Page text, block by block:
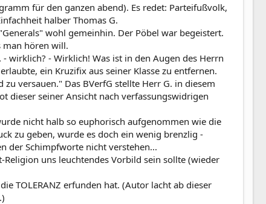
für den ganzen abend). Es redet: Parteifußvolk,
halber Thomas G.
wohl gemeinhin. Der Pöbel war begeistert.
man hören will.
wirklich? - Wirklich! Was ist in den Augen des Herrn
ein Kruzifix aus seiner Klasse zu entfernen.
versauen." Das BVerfG stellte Herr G. in diesem
dieser seiner Ansicht nach verfassungswidrigen
nicht halb so euphorisch aufgenommen wie die
zu geben, wurde es doch ein wenig brenzlig -
der Schimpfworte nicht verstehen...
uns leuchtendes Vorbild sein sollte (wieder
TOLERANZ erfunden hat. (Autor lacht ab dieser